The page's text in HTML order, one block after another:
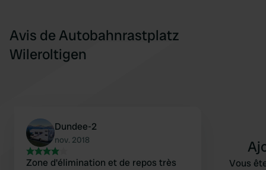
Avis de Autobahnrastplatz
Wileroltigen
Dundee-2
nov. 2018
Zone d'élimination et de repos très
Vous